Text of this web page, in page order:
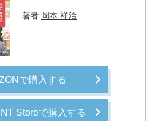
著者 岡本 祥治
で購入する
Storeで購入する